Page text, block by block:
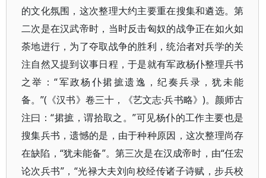
的文化氛围，这次整理大约主要重在搜集和遴选。第
二次是在汉武帝时，当时反击匈奴的战争正在如火如
荼地进行，为了夺取战争的胜利，统治者对兵学的关
注自然又提到议事日程，于是就有军政杨仆整理兵书
之举：“军政杨仆捃摭遗逸，纪奏兵录，犹未能
备。”(《汉书》卷三十，《艺文志·兵书略》)。颜师古
注曰：“捃摭，谓拾取之。”可见杨仆的工作主要也是
搜集兵书，遗憾的是，由于种种原因，这次整理尚存
在缺陷，“犹未能备”。第三次是在汉成帝时，由“任宏
论次兵书”，“光禄大夫刘向校经传诸子诗赋，步兵校